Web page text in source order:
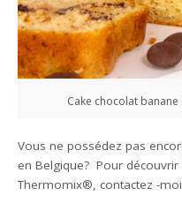
Cake chocolat
Vous ne possédez pas
en Belgique? Pour
Thermomix®, contactez -